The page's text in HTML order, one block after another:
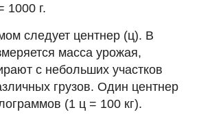
1000 г.
следует центнер (ц). В
масса урожая,
с небольших участков
грузов. Один центнер
(1 ц = 100 кг).